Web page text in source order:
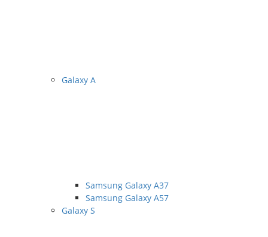
Galaxy A
Samsung Galaxy A37
Samsung Galaxy A57
Galaxy S